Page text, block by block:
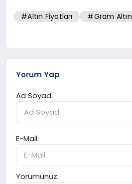
#Altın Fiyatları #Gram Altın
Yorum Yap
Ad Soyad:
E-Mail:
Yorumunuz: